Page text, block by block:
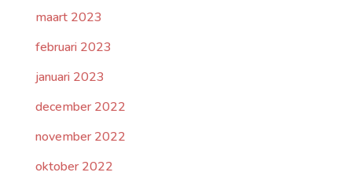
maart 2023
februari 2023
januari 2023
december 2022
november 2022
oktober 2022